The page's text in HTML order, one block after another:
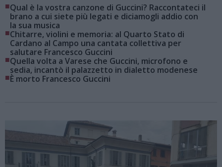
■Qual è la vostra canzone di Guccini? Raccontateci il
brano a cui siete più legati e diciamogli addio con
la sua musica
■Chitarre, violini e memoria: al Quarto Stato di
Cardano al Campo una cantata collettiva per
salutare Francesco Guccini
■Quella volta a Varese che Guccini, microfono e
sedia, incantò il palazzetto in dialetto modenese
■È morto Francesco Guccini